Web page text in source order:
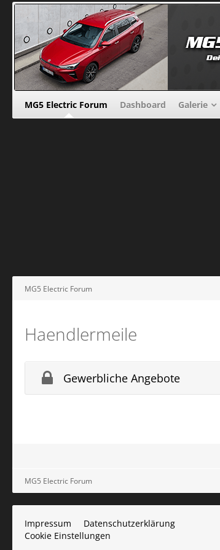
MG5 Electric Forum Dashboard Galerie
MG5 Electric Forum
Haendlermeile
Gewerbliche Angebote
MG5 Electric Forum
Impressum
Datenschutzerklärung
Cookie Einstellungen